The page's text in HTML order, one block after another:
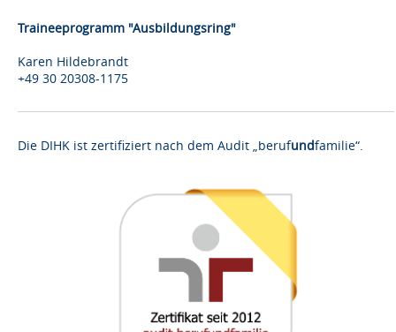
Traineeprogramm "Ausbildungsring"
Karen Hildebrandt
+49 30 20308-1175
Die DIHK ist zertifiziert nach dem Audit „berufundfamilie“.